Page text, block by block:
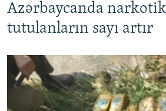
Azərbaycanda
tutulanların sayı artır